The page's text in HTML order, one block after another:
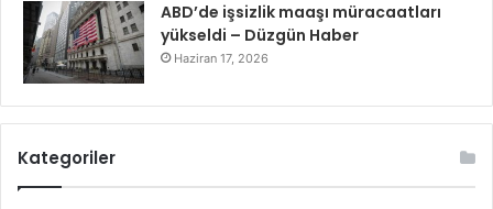
ABD’de işsizlik maaşı müracaatları
yükseldi – Düzgün Haber
Haziran 17, 2026
Kategoriler